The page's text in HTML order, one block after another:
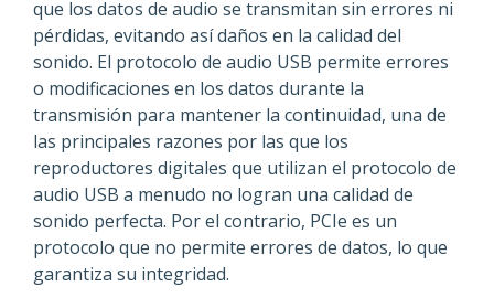
que los datos de audio se transmitan sin errores ni
pérdidas, evitando así daños en la calidad del
sonido. El protocolo de audio USB permite errores
o modificaciones en los datos durante la
transmisión para mantener la continuidad, una de
las principales razones por las que los
reproductores digitales que utilizan el protocolo de
audio USB a menudo no logran una calidad de
sonido perfecta. Por el contrario, PCIe es un
protocolo que no permite errores de datos, lo que
garantiza su integridad.